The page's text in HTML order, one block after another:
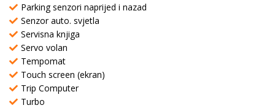
Parking senzori naprijed i nazad
Senzor auto. svjetla
Servisna knjiga
Servo volan
Tempomat
Touch screen (ekran)
Trip Computer
Turbo